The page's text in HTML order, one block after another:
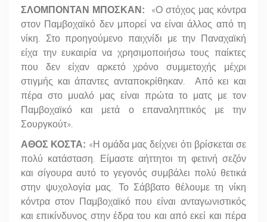
ΣΛΟΜΠΟΝΤΑΝ ΜΠΟΣΚΑΝ:
«Ο στόχος μας κόντρα
στον Παμβοχαϊκό δεν μπορεί να είναι άλλος από τη
νίκη. Στο προηγούμενο παιχνίδι με την Παναχαϊκή
είχα την ευκαιρία να χρησιμοποιήσω τους παίκτες
που δεν είχαν αρκετό χρόνο συμμετοχής μέχρι
στιγμής και άπαντες ανταποκρίθηκαν. Από κει και
πέρα στο μυαλό μας είναι πρώτα το ματς με τον
Παμβοχαϊκό και μετά ο επαναληπτικός με την
Σουργκούτ».
ΑΘΟΣ ΚΟΣΤΑ: «Η ομάδα μας δείχνει ότι βρίσκεται σε
πολύ κατάσταση. Είμαστε αήττητοι τη φετινή σεζόν
και σίγουρα αυτό το γεγονός συμβάλει πολύ θετικά
στην ψυχολογία μας. Το Σάββατο θέλουμε τη νίκη
κόντρα στον Παμβοχαϊκό που είναι ανταγωνιστικός
και επικίνδυνος στην έδρα του και από εκεί και πέρα